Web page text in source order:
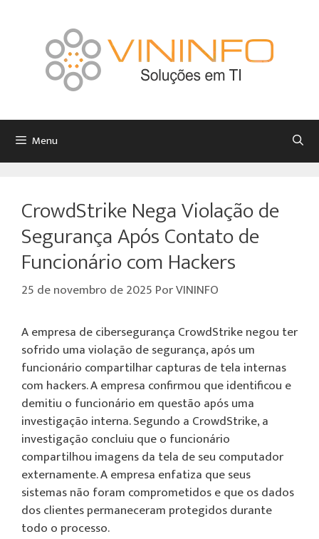
Menu
CrowdStrike Nega Violação de
Segurança Após Contato de
Funcionário com Hackers
25 de novembro de 2025 PorVININFO
A empresa de cibersegurança CrowdStrike negou ter
sofrido uma violação de segurança, após um
funcionário compartilhar capturas de tela internas
com hackers. A empresa confirmou que identificou e
demitiu o funcionário em questão após uma
investigação interna. Segundo a CrowdStrike, a
investigação concluiu que o funcionário
compartilhou imagens da tela de seu computador
externamente. A empresa enfatiza que seus
sistemas não foram comprometidos e que os dados
dos clientes permaneceram protegidos durante
todo o processo.